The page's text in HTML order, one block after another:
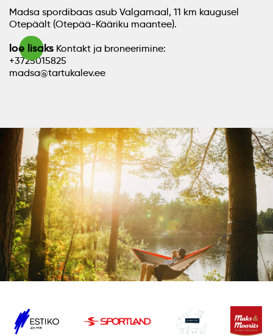
Madsa spordibaas asub Valgamaal, 11 km kaugusel
Otepäält (Otepää-Kääriku maantee).
loe lisaks Kontakt ja broneerimine:
+3725015825
madsa@tartukalev.ee